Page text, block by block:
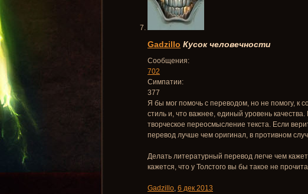
Gadzillo Кусок человечности
Сообщения:
702
Симпатии:
377
Я бы мог помочь с переводом, но не помогу, к
стиль и, что важнее, единый уровень
творческое переосмысление текста. Если
перевод лучше чем оригинал, в противном
Делать литературный перевод легче чем
кажется, что у Толстого вы бы такое не
Gadzillo, 6 дек 2013